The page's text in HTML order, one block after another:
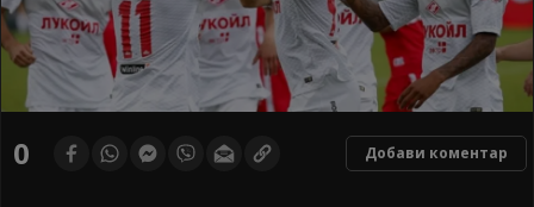
0 Добави коментар